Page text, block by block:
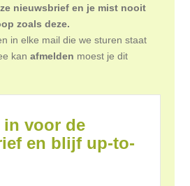
nieuwsbrief en je mist nooit
zoals deze.
in elke mail die we sturen staat
kanafmelden moest je dit
voor de
en blijf up-to-